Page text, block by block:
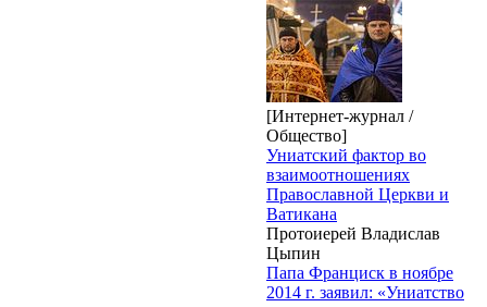
[Интернет-журнал /
Общество]
Униатский фактор во
взаимоотношениях
Православной Церкви и
Ватикана
Протоиерей Владислав
Цыпин
Папа Франциск в ноябре
2014 г. заявил: «Униатство